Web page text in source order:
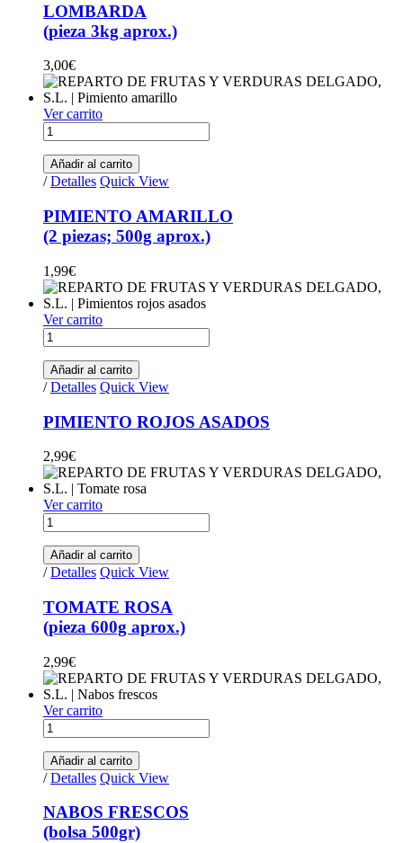
LOMBARDA
(pieza 3kg aprox.)
3,00€
Ver carrito
PIMIENTO AMARILLO (2 piezas; 500g aprox.) quantity
Añadir al carrito
/ Detalles Quick View
PIMIENTO AMARILLO
(2 piezas; 500g aprox.)
1,99€
Ver carrito
PIMIENTO ROJOS ASADOS quantity
Añadir al carrito
/ Detalles Quick View
PIMIENTO ROJOS ASADOS
2,99€
Ver carrito
TOMATE ROSA (pieza 600g aprox.) quantity
Añadir al carrito
/ Detalles Quick View
TOMATE ROSA
(pieza 600g aprox.)
2,99€
Ver carrito
NABOS FRESCOS (bolsa 500gr) quantity
Añadir al carrito
/ Detalles Quick View
NABOS FRESCOS
(bolsa 500gr)